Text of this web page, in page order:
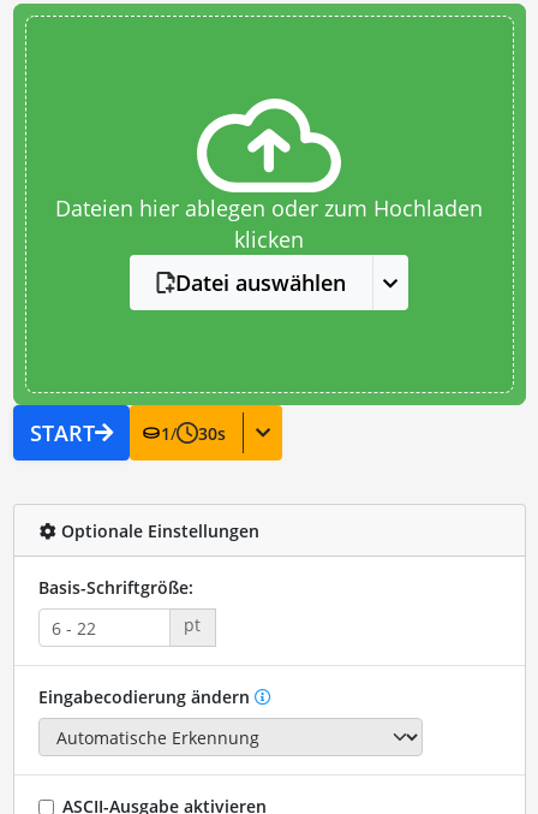
Dateien hier ablegen oder zum Hochladen
klicken
Datei auswählen
START 1/ 30s
Optionale Einstellungen
Basis-Schriftgröße:
pt
Eingabecodierung ändern
ASCII-Ausgabe aktivieren